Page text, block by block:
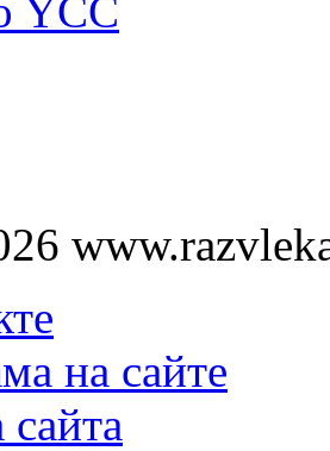
YCC
на сайте
сайта